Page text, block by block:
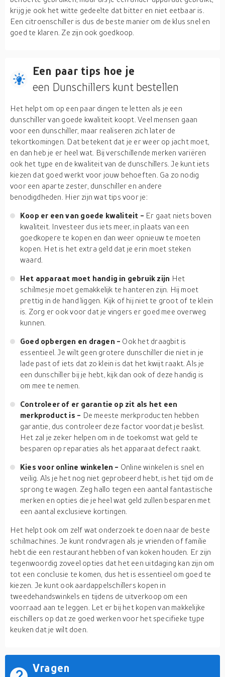
krijg je ook het witte gedeelte dat bitter en niet eetbaar is.
Een citroenschiller is dus de beste manier om de klus snel en
goed te klaren. Ze zijn ook goedkoop.
Een paar tips hoe je
een Dunschillers kunt bestellen
Het helpt om op een paar dingen te letten als je een
dunschiller van goede kwaliteit koopt. Veel mensen gaan
voor een dunschiller, maar realiseren zich later de
tekortkomingen. Dat betekent dat je er weer op jacht moet,
en dan heb je er heel wat. Bij verschillende merken variëren
ook het type en de kwaliteit van de dunschillers. Je kunt iets
kiezen dat goed werkt voor jouw behoeften. Ga zo nodig
voor een aparte zester, dunschiller en andere
benodigdheden. Hier zijn wat tips voor je:
Koop er een van goede kwaliteit - Er gaat niets boven
kwaliteit. Investeer dus iets meer, in plaats van een
goedkopere te kopen en dan weer opnieuw te moeten
kopen. Het is het extra geld dat je erin moet steken
waard.
Het apparaat moet handig in gebruik zijn Het
schilmesje moet gemakkelijk te hanteren zijn. Hij moet
prettig in de hand liggen. Kijk of hij niet te groot of te klein
is. Zorg er ook voor dat je vingers er goed mee overweg
kunnen.
Goed opbergen en dragen - Ook het draagbit is
essentieel. Je wilt geen grotere dunschiller die niet in je
lade past of iets dat zo klein is dat het kwijt raakt. Als je
een dunschiller bij je hebt, kijk dan ook of deze handig is
om mee te nemen.
Controleer of er garantie op zit als het een
merkproduct is - De meeste merkproducten hebben
garantie, dus controleer deze factor voordat je beslist.
Het zal je zeker helpen om in de toekomst wat geld te
besparen op reparaties als het apparaat defect raakt.
Kies voor online winkelen - Online winkelen is snel en
veilig. Als je het nog niet geprobeerd hebt, is het tijd om de
sprong te wagen. Zeg hallo tegen een aantal fantastische
merken en opties die je heel wat geld zullen besparen met
een aantal exclusieve kortingen.
Het helpt ook om zelf wat onderzoek te doen naar de beste
schilmachines. Je kunt rondvragen als je vrienden of familie
hebt die een restaurant hebben of van koken houden. Er zijn
tegenwoordig zoveel opties dat het een uitdaging kan zijn om
tot een conclusie te komen, dus het is essentieel om goed te
kiezen. Je kunt ook aardappelschillers kopen in
tweedehandswinkels en tijdens de uitverkoop om een
voorraad aan te leggen. Let er bij het kopen van makkelijke
eischillers op dat ze goed werken voor het specifieke type
keuken dat je wilt doen.
Vragen